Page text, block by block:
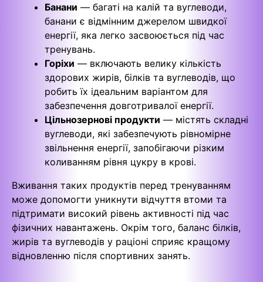
Банани — багаті на калій та вуглеводи,
банани є відмінним джерелом швидкої
енергії, яка легко засвоюється під час
тренувань.
Горіхи — включають велику кількість
здорових жирів, білків та вуглеводів, що
робить їх ідеальним варіантом для
забезпечення довготривалої енергії.
Цільнозернові продукти — містять складні
вуглеводи, які забезпечують рівномірне
звільнення енергії, запобігаючи різким
коливанням рівня цукру в крові.
Вживання таких продуктів перед тренуванням
може допомогти уникнути відчуття втоми та
підтримати високий рівень активності під час
фізичних навантажень. Окрім того, баланс білків,
жирів та вуглеводів у раціоні сприяє кращому
відновленню після спортивних занять.